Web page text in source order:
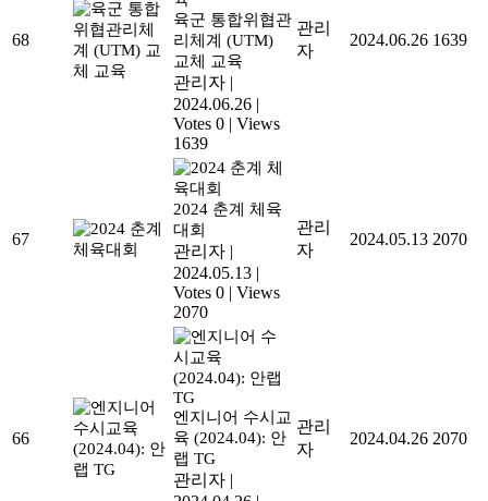
68
육군 통합위협관
리체계 (UTM)
교체 교육
관리자 |
2024.06.26 |
Votes 0 | Views
1639
관리
자
2024.06.26 1639
67
2024 춘계 체육
대회
관리자 |
2024.05.13 |
Votes 0 | Views
2070
관리
자
2024.05.13 2070
66
엔지니어 수시교
육 (2024.04): 안
랩 TG
관리자 |
관리
자
2024.04.26 2070